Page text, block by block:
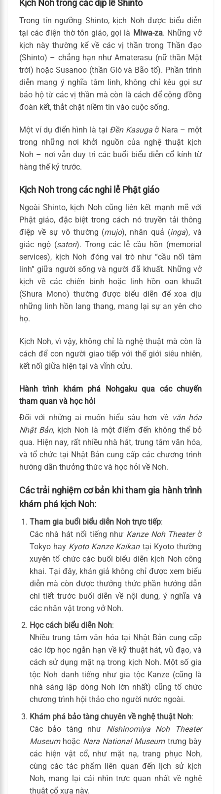
Kịch Noh trong các dịp lễ Shinto
Trong tín ngưỡng Shinto, kịch Noh được biểu diễn
tại các điện thờ tôn giáo, gọi là Miwa-za. Những vở
kịch này thường kể về các vị thần trong Thần đạo
(Shinto) – chẳng hạn như Amaterasu (nữ thần Mặt
trời) hoặc Susanoo (thần Gió và Bão tố). Phần trình
diễn mang ý nghĩa tâm linh, không chỉ kêu gọi sự
bảo hộ từ các vị thần mà còn là cách để cộng đồng
đoàn kết, thắt chặt niềm tin vào cuộc sống.
Một ví dụ điển hình là tại Đền Kasugaở Nara – một
trong những nơi khởi nguồn của nghệ thuật kịch
Noh – nơi vẫn duy trì các buổi biểu diễn cổ kính từ
hàng thế kỷ trước.
Kịch Noh trong các nghi lễ Phật giáo
Ngoài Shinto, kịch Noh cũng liên kết mạnh mẽ với
Phật giáo, đặc biệt trong cách nó truyền tải thông
điệp về sự vô thường (mujo), nhân quả (inga), và
giác ngộ (satori). Trong các lễ cầu hồn (memorial
services), kịch Noh đóng vai trò như “cầu nối tâm
linh” giữa người sống và người đã khuất. Những vở
kịch về các chiến binh hoặc linh hồn oan khuất
(Shura Mono) thường được biểu diễn để xoa dịu
những linh hồn lang thang, mang lại sự an yên cho
họ.
Kịch Noh, vì vậy, không chỉ là nghệ thuật mà còn là
cách để con người giao tiếp với thế giới siêu nhiên,
kết nối giữa hiện tại và vĩnh cửu.
Hành trình khám phá Nohgaku qua các chuyến
tham quan và học hỏi
Đối với những ai muốn hiểu sâu hơn về văn hóa
Nhật Bản, kịch Noh là một điểm đến không thể bỏ
qua. Hiện nay, rất nhiều nhà hát, trung tâm văn hóa,
và tổ chức tại Nhật Bản cung cấp các chương trình
hướng dẫn thưởng thức và học hỏi về Noh.
Các trải nghiệm cơ bản khi tham gia hành trình
khám phá kịch Noh:
Tham gia buổi biểu diễn Noh trực tiếp:
Các nhà hát nổi tiếng như Kanze Noh Theaterở
Tokyo hay Kyoto Kanze Kaikantại Kyoto thường
xuyên tổ chức các buổi biểu diễn kịch Noh công
khai. Tại đây, khán giả không chỉ được xem biểu
diễn mà còn được thưởng thức phần hướng dẫn
chi tiết trước buổi diễn về nội dung, ý nghĩa và
các nhân vật trong vở Noh.
Học cách biểu diễn Noh:
Nhiều trung tâm văn hóa tại Nhật Bản cung cấp
các lớp học ngắn hạn về kỹ thuật hát, vũ đạo, và
cách sử dụng mặt nạ trong kịch Noh. Một số gia
tộc Noh danh tiếng như gia tộc Kanze (cũng là
nhà sáng lập dòng Noh lớn nhất) cũng tổ chức
chương trình hội thảo cho người nước ngoài.
Khám phá bảo tàng chuyên về nghệ thuật Noh:
Các bảo tàng như Nishinomiya Noh Theater
Museumhoặc Nara National Museumtrưng bày
các hiện vật cổ, như mặt nạ, trang phục Noh,
cùng các tác phẩm liên quan đến lịch sử kịch
Noh, mang lại cái nhìn trực quan nhất về nghệ
thuật cổ xưa này.